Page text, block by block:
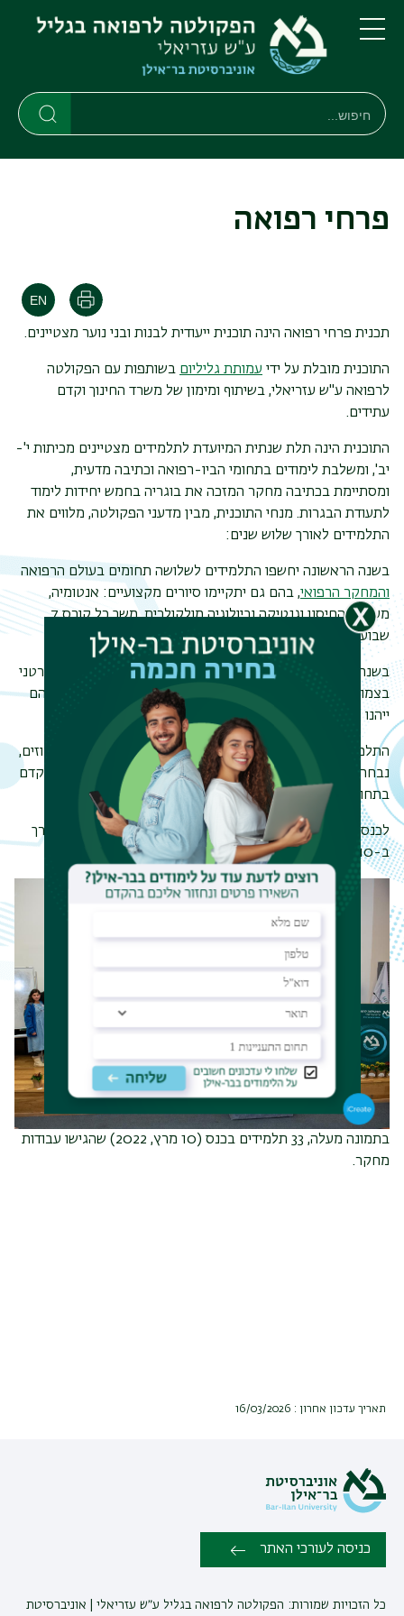
דילוג
לתוכן
העיקרי
דילוג
לתפריט
ניווט
ראשי
חיפוש
חיפוש
פרחי רפואה
הדפסה
תכנית פרחי רפואה הינה תוכנית ייעודית לבנות ובני נוער מצטיינים.
התוכנית מובלת על ידי עמותת גליליום בשותפות עם הפקולטה
לרפואה ע"ש עזריאלי, בשיתוף ומימון של משרד החינוך וקדם
עתידים.
התוכנית הינה תלת שנתית המיועדת לתלמידים מצטיינים מכיתות י'-
יב', ומשלבת לימודים בתחומי הביו-רפואה וכתיבה מדעית,
ומסתיימת בכתיבה מחקר המזכה את בוגריה בחמש יחידות לימוד
לתעודת הבגרות. מנחי התוכנית, מבין מדעני הפקולטה, מלווים את
התלמידים לאורך שלוש שנים:
בשנה הראשונה יחשפו התלמידים לשלושה תחומים בעולם הרפואה
והמחקר הרפואי, בהם גם יתקיימו סיורים מקצועיים: אנטומיה,
מערכת החיסון וגנטיקה וביולוגיה מולקולרית. משך כל קורס 7
שבועות.
בשנה השנייה והשלישית יבצעו התלמידים עבודת חקר באופן פרטני
בצמוד לחוקר או חוקרת, אשר תוצאותיה יסוכמו בעבודת גמר. הם
ייהנו מהרצאות בתחום הרפואה וסיורים מקצועיים.
התלמידים והתלמידות, מיישובי הגליל העליון, יהודים ערבים ודרוזים,
נבחרים לתוכנית על בסיס הצטיינותם בלימודים ושאיפתם להתקדם
בתחום מדעי הרפואה.
לכנס הצגת עבודות גמר גליליום של פרחי רפואה האחרון, שנערך
ב-10 מרץ, 2022, לחצו
כאן
בתמונה מעלה, 33 תלמידים בכנס (10 מרץ, 2022) שהגישו עבודות
מחקר.
תאריך עדכון אחרון : 16/03/2026
כניסה לעורכי האתר
כל הזכויות שמורות: הפקולטה לרפואה בגליל ע״ש עזריאלי | אוניברסיטת